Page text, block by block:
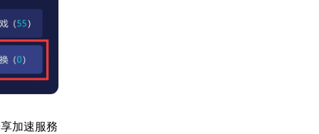
加速服務